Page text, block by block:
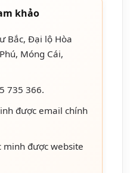
khảo
Bắc, Đại lộ Hòa
Móng Cái,
735 366.
được email chính
minh được website